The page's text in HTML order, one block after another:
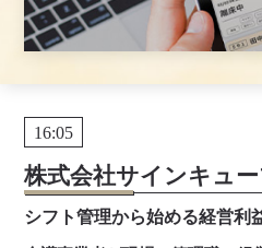
16:05
株式会社サインキュ
シフト管理から始める経営利